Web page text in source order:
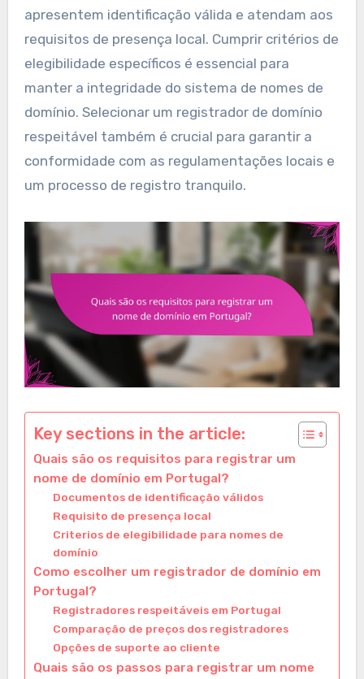
apresentem identificação válida e atendam aos
requisitos de presença local. Cumprir critérios de
elegibilidade específicos é essencial para
manter a integridade do sistema de nomes de
domínio. Selecionar um registrador de domínio
respeitável também é crucial para garantir a
conformidade com as regulamentações locais e
um processo de registro tranquilo.
Key sections in the article:
Quais são os requisitos para registrar um
nome de domínio em Portugal?
Documentos de identificação válidos
Requisito de presença local
Criterios de elegibilidade para nomes de
domínio
Como escolher um registrador de domínio em
Portugal?
Registradores respeitáveis em Portugal
Comparação de preços dos registradores
Opções de suporte ao cliente
Quais são os passos para registrar um nome